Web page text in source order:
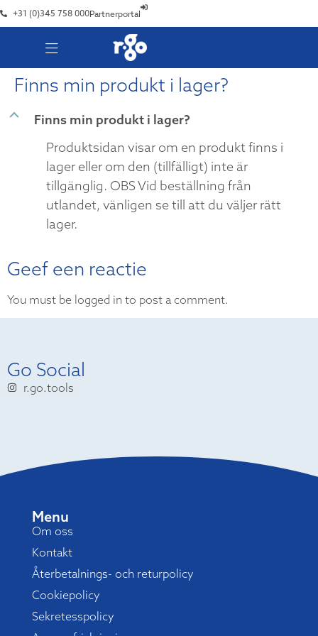
+31 (0)345 758 000Partnerportal
Finns min produkt i lager?
B
Finns min produkt i lager?
Produktsidan visar om en produkt finns i
lager eller om den (tillfälligt) inte är
tillgänglig. OBS Vid beställning från
utlandet, vänligen se till att du väljer rätt
lager.
Geef een reactie
You must be logged in to post a comment.
Go Social
r.go.tools
Menu
Om oss
Kontakt
Återbetalnings- och returpolicy
Cookiepolicy
Sekretesspolicy